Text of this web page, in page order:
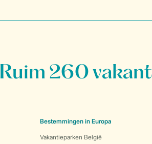
Ruim 260
Bestemmingen in Europa
Vakantieparken België